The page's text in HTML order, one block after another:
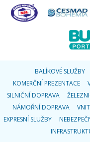
BALÍKOVÉ SLUŽBY
KOMERČNÍ PREZENTACE
SILNIČNÍ DOPRAVA
NÁMOŘNÍ DOPRAVA
EXPRESNÍ SLUŽBY